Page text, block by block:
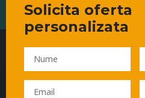
Solicita oferta
personalizata